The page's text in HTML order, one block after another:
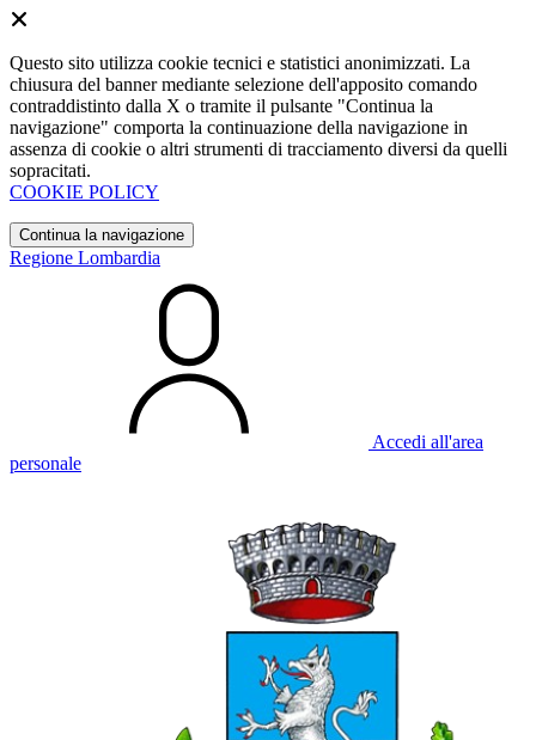
Questo sito utilizza cookie tecnici e statistici anonimizzati. La
chiusura del banner mediante selezione dell'apposito comando
contraddistinto dalla X o tramite il pulsante "Continua la
navigazione" comporta la continuazione della navigazione in
assenza di cookie o altri strumenti di tracciamento diversi da quelli
sopracitati.
COOKIE POLICY
Continua la navigazione
Regione Lombardia
Accedi all'area
personale